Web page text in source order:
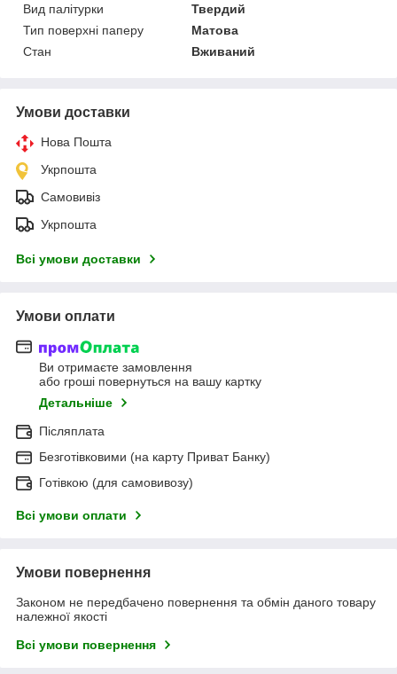
Вид палітурки
Твердий
Тип поверхні паперу
Матова
Стан
Вживаний
Умови доставки
Нова Пошта
Укрпошта
Самовивіз
Укрпошта
Всі умови доставки
Умови оплати
Ви отримаєте замовлення
або гроші повернуться на вашу картку
Детальніше
Післяплата
Безготівковими (на карту Приват Банку)
Готівкою (для самовивозу)
Всі умови оплати
Умови повернення
Законом не передбачено повернення та обмін даного товару
належної якості
Всі умови повернення